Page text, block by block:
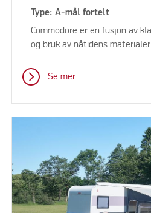
Type: A-mål fortelt
Commodore er en fusjon av
og bruk av nåtidens materialer
Se mer